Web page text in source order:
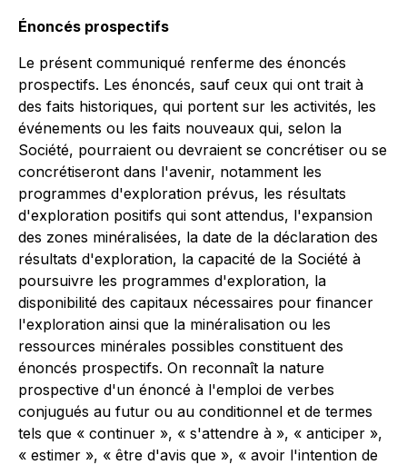
Énoncés prospectifs
Le présent communiqué renferme des énoncés
prospectifs. Les énoncés, sauf ceux qui ont trait à
des faits historiques, qui portent sur les activités, les
événements ou les faits nouveaux qui, selon la
Société, pourraient ou devraient se concrétiser ou se
concrétiseront dans l'avenir, notamment les
programmes d'exploration prévus, les résultats
d'exploration positifs qui sont attendus, l'expansion
des zones minéralisées, la date de la déclaration des
résultats d'exploration, la capacité de la Société à
poursuivre les programmes d'exploration, la
disponibilité des capitaux nécessaires pour financer
l'exploration ainsi que la minéralisation ou les
ressources minérales possibles constituent des
énoncés prospectifs. On reconnaît la nature
prospective d'un énoncé à l'emploi de verbes
conjugués au futur ou au conditionnel et de termes
tels que « continuer », « s'attendre à », « anticiper »,
« estimer », « être d'avis que », « avoir l'intention de